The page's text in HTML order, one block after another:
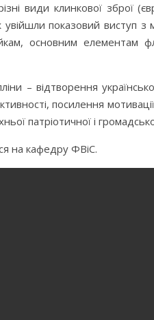
види клинкової зброї
увійшли показовий виступ
основним елементам
– відтворення
посилення
патріотичної і
на кафедру ФВіС.